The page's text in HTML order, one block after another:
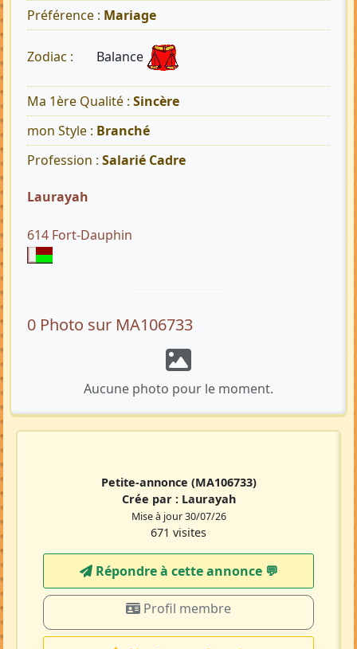
Préférence : Mariage
Zodiac : Balance
Ma 1ère Qualité : Sincère
mon Style : Branché
Profession : Salarié Cadre
Laurayah
614 Fort-Dauphin
0 Photo sur MA106733
Aucune photo pour le moment.
Petite-annonce (MA106733)
Crée par : Laurayah
Mise à jour 30/07/26
671 visites
Répondre à cette annonce 💬​
Profil membre